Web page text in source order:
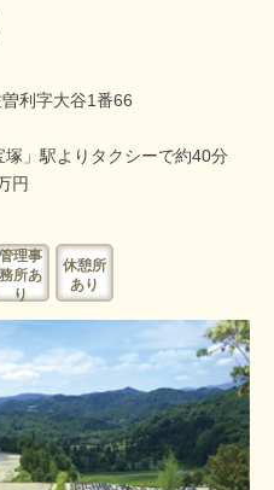
利字大谷1番66
」駅よりタクシーで約40分
円
管理事
務所あ
り
休憩所
あり